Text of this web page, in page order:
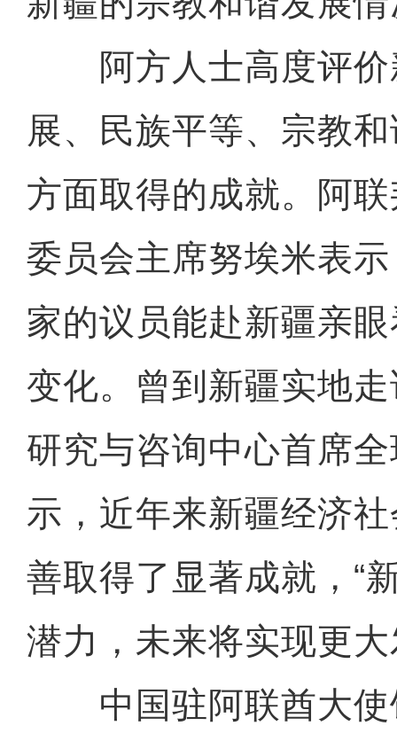
阿方人士高度评价
展、民族平等、宗教
方面取得的成就。阿
委员会主席努埃米表
家的议员能赴新疆亲
变化。曾到新疆实地
研究与咨询中心首席
示，近年来新疆经济
善取得了显著成就，“
潜力，未来将实现更大
中国驻阿联酋大使